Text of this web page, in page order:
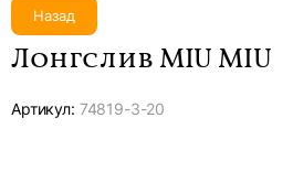
Назад
Лонгслив MIU MIU
Артикул: 74819-3-20